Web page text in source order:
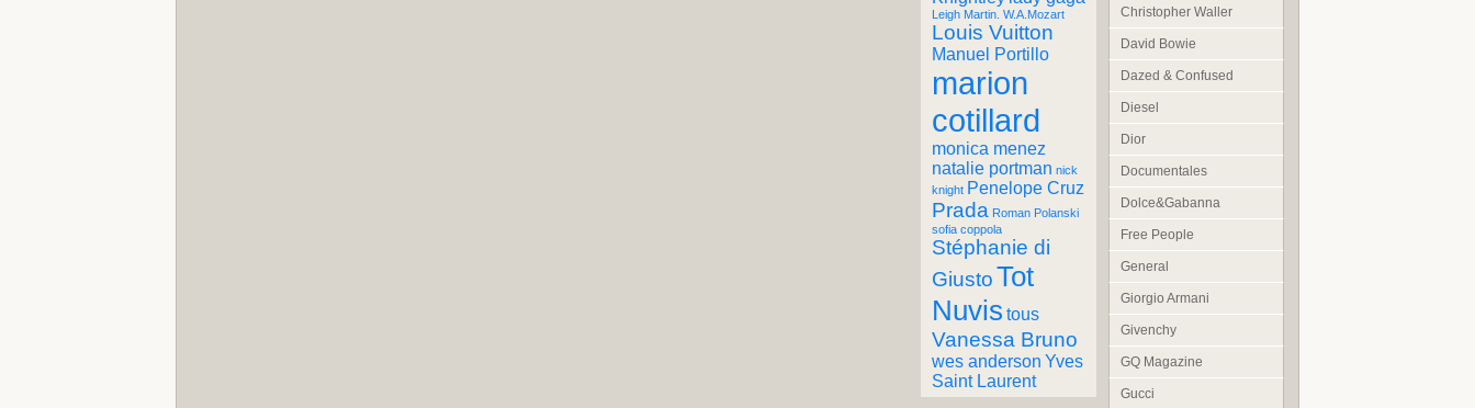
Leigh Martin. W.A.Mozart
Louis Vuitton
Manuel Portillo
marion
cotillard
monica menez
natalie portman nick
knight Penelope Cruz
Prada Roman Polanski
sofia coppola
Stéphanie di
GiustoTot
Nuvis tous
Vanessa Bruno
wes anderson Yves
Saint Laurent
Christopher Waller
David Bowie
Dazed & Confused
Diesel
Dior
Documentales
Dolce&Gabanna
Free People
General
Giorgio Armani
Givenchy
GQ Magazine
Gucci